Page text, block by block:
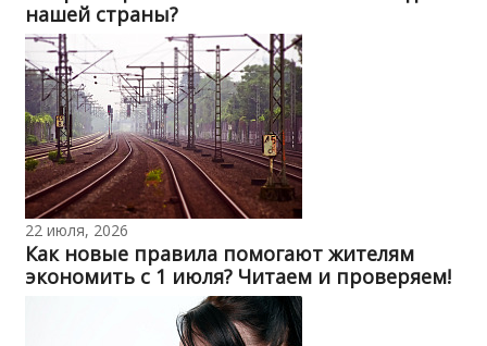
нашей страны?
22 июля, 2026
Как новые правила помогают жителям
экономить с 1 июля? Читаем и проверяем!